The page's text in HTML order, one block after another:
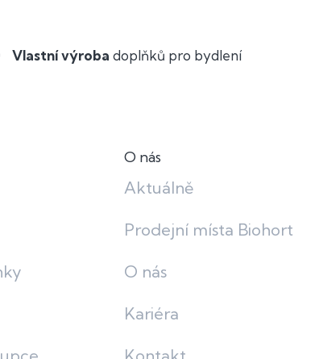
Vlastní výroba doplňků pro bydlení
O nás
Aktuálně
Prodejní místa Biohort
O nás
Kariéra